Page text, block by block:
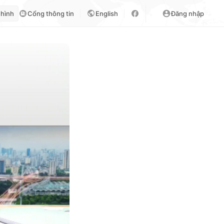
Cổng thông tin English Đăng nhập